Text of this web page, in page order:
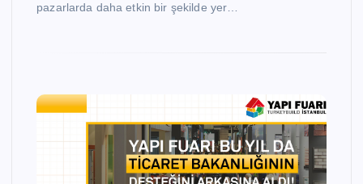
pazarlarda daha etkin bir şekilde yer…